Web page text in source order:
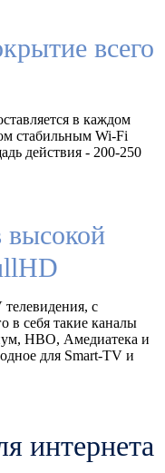
всего
в каждом
стабильным Wi-Fi
действия - 200-250
высокой
с
в себя такие каналы
HBO, Амедиатека и
для Smart-TV и
интернета